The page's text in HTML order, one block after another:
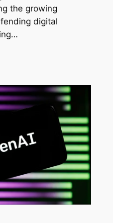
the growing
digital